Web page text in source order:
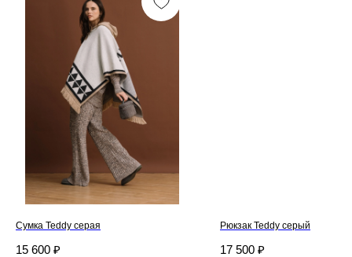
Сумка Teddy серая
15 600 ₽
Рюкзак Teddy серый
17 500 ₽